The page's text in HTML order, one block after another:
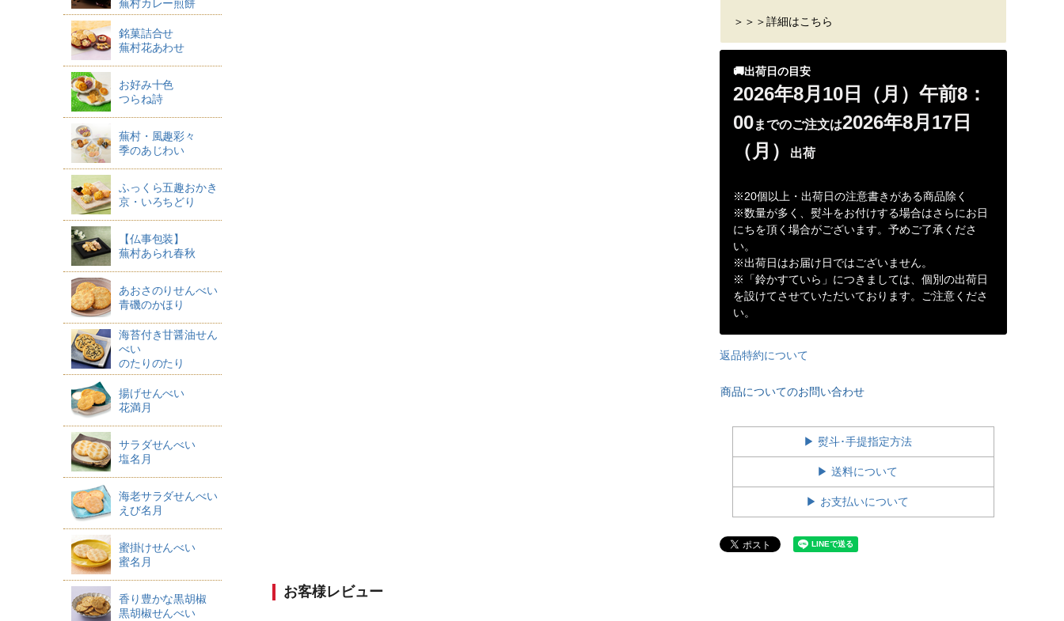
蕪村カレー煎餅
銘菓詰合せ
蕪村花あわせ
お好み十色
つらね詩
蕪村・風趣彩々
季のあじわい
ふっくら五趣おかき
京・いろちどり
【仏事包装】
蕪村あられ春秋
あおさのりせんべい
青磯のかほり
海苔付き甘醤油せん
べい
のたりのたり
揚げせんべい
花満月
サラダせんべい
塩名月
海老サラダせんべい
えび名月
蜜掛けせんべい
蜜名月
香り豊かな黒胡椒
黒胡椒せんべい
＞＞＞詳細はこちら
🚚出荷日の目安
2026年8月10日（月）午前8：
00までのご注文は2026年8月17日
（月）
出荷
※20個以上・出荷日の注意書きがある商品除く
※数量が多く、熨斗をお付けする場合はさらにお日
にちを頂く場合がございます。予めご了承くださ
い。
※出荷日はお届け日ではございません。
※「鈴かすていら」につきましては、個別の出荷日
を設けてさせていただいております。ご注意くださ
い。
返品特約について
商品についてのお問い合わせ
▶ 熨斗･手提指定方法
▶ 送料について
▶ お支払いについて
お客様レビュー